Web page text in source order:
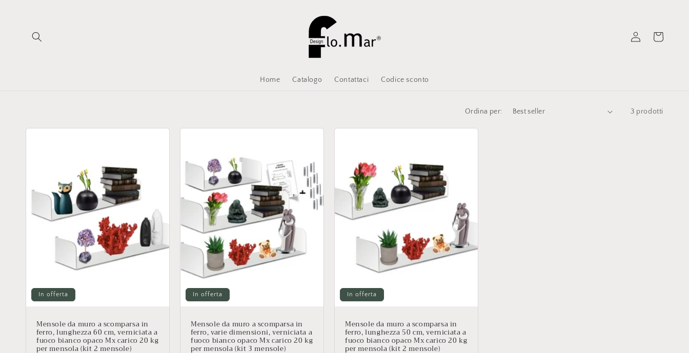
Home Catalogo Contattaci Codice sconto
Accedi Carrello
Ordina per: 3 prodotti
In offerta
Mensole da muro a scomparsa in
ferro, lunghezza 60 cm, verniciata a
fuoco bianco opaco Mx carico 20 kg
per mensola (kit 2 mensole)
In offerta
Mensole da muro a scomparsa in
ferro, varie dimensioni, verniciata a
fuoco bianco opaco Mx carico 20 kg
per mensola (kit 3 mensole)
In offerta
Mensole da muro a scomparsa in
ferro, lunghezza 50 cm, verniciata a
fuoco bianco opaco Mx carico 20 kg
per mensola (kit 2 mensole)